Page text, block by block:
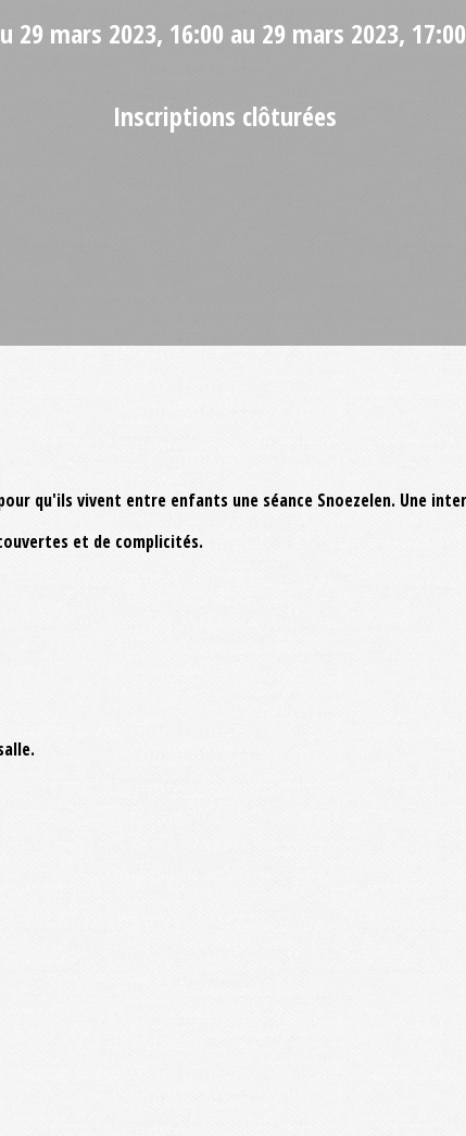
29 mars 2023, 16:00 au 29 mars 2023, 17:00
Inscriptions clôturées
qu'ils vivent entre enfants une séance Snoezelen. Une
et de complicités.